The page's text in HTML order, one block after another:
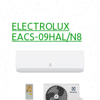
ELECTROLUX
EACS-09HAL/N8